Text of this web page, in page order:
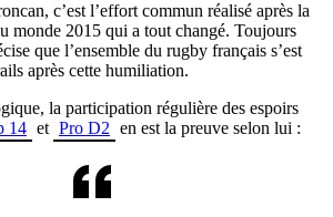
c’est l’effort commun réalisé après la
monde 2015 qui a tout changé. Toujours
que l’ensemble du rugby français s’est
après cette humiliation.
la participation régulière des espoirs
14 et Pro D2 en est la preuve selon lui :